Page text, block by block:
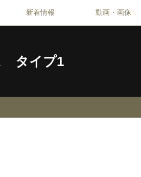
新着情報 動画・画像
タイプ1